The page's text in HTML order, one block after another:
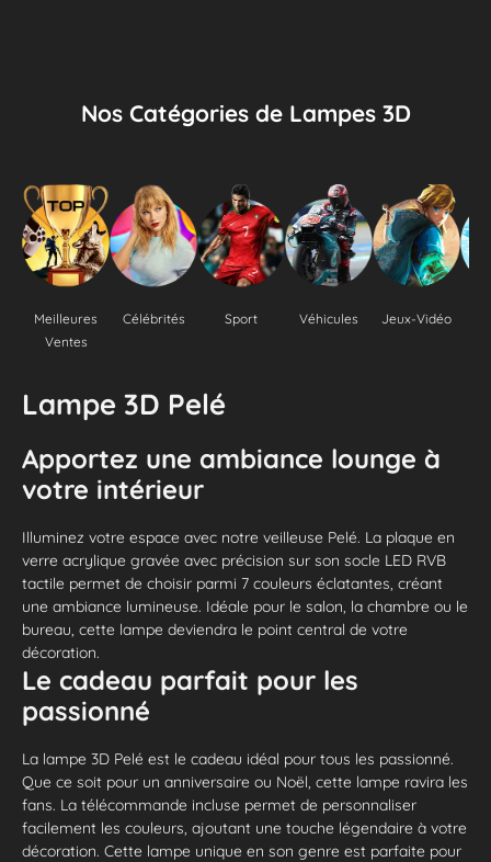
Nos Catégories de Lampes 3D
Meilleures
Ventes
Célébrités Sport Véhicules Jeux-Vidéo
Lampe 3D Pelé
Apportez une ambiance lounge à
votre intérieur
Illuminez votre espace avec notre veilleuse Pelé. La plaque en
verre acrylique gravée avec précision sur son socle LED RVB
tactile permet de choisir parmi 7 couleurs éclatantes, créant
une ambiance lumineuse. Idéale pour le salon, la chambre ou le
bureau, cette lampe deviendra le point central de votre
décoration.
Le cadeau parfait pour les
passionné
La lampe 3D Pelé est le cadeau idéal pour tous les passionné.
Que ce soit pour un anniversaire ou Noël, cette lampe ravira les
fans. La télécommande incluse permet de personnaliser
facilement les couleurs, ajoutant une touche légendaire à votre
décoration. Cette lampe unique en son genre est parfaite pour